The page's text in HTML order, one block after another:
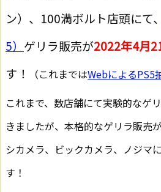
ン）、100満ボルト店頭にて、
5） ゲリラ販売が2022年4月
す！
（これまではWebによるPS5
これまで、数店舗にて実験的なゲ
きましたが、本格的なゲリラ販売
シカメラ、ビックカメラ、ノジマ
す！